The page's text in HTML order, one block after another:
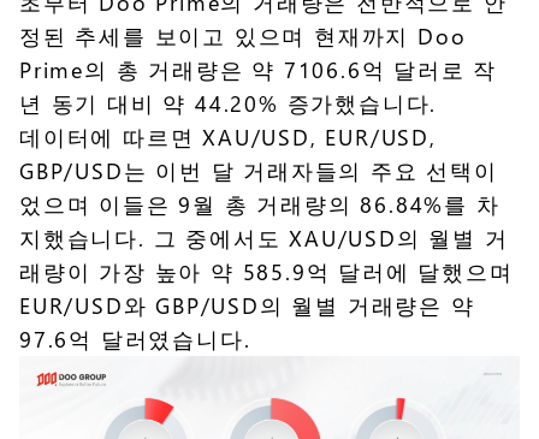
정된 추세를 보이고 있으며 현재까지 Doo
Prime의 총 거래량은 약 7106.6억 달러로 작
년 동기 대비 약 44.20% 증가했습니다.
데이터에 따르면 XAU/USD, EUR/USD,
GBP/USD는 이번 달 거래자들의 주요 선택이
었으며 이들은 9월 총 거래량의 86.84%를 차
지했습니다. 그 중에서도 XAU/USD의 월별 거
래량이 가장 높아 약 585.9억 달러에 달했으며
EUR/USD와 GBP/USD의 월별 거래량은 약
97.6억 달러였습니다.